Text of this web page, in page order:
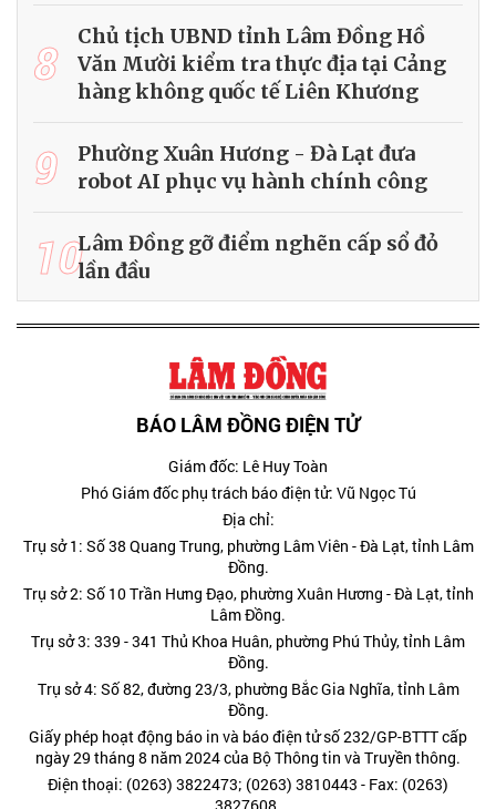
8
Chủ tịch UBND tỉnh Lâm Đồng Hồ
Văn Mười kiểm tra thực địa tại Cảng
hàng không quốc tế Liên Khương
9
Phường Xuân Hương - Đà Lạt đưa
robot AI phục vụ hành chính công
10Lâm Đồng gỡ điểm nghẽn cấp sổ đỏ
lần đầu
BÁO LÂM ĐỒNG ĐIỆN TỬ
Giám đốc: Lê Huy Toàn
Phó Giám đốc phụ trách báo điện tử: Vũ Ngọc Tú
Địa chỉ:
Trụ sở 1: Số 38 Quang Trung, phường Lâm Viên - Đà Lạt, tỉnh Lâm
Đồng.
Trụ sở 2: Số 10 Trần Hưng Đạo, phường Xuân Hương - Đà Lạt, tỉnh
Lâm Đồng.
Trụ sở 3: 339 - 341 Thủ Khoa Huân, phường Phú Thủy, tỉnh Lâm
Đồng.
Trụ sở 4: Số 82, đường 23/3, phường Bắc Gia Nghĩa, tỉnh Lâm
Đồng.
Giấy phép hoạt động báo in và báo điện tử số 232/GP-BTTT cấp
ngày 29 tháng 8 năm 2024 của Bộ Thông tin và Truyền thông.
Điện thoại: (0263) 3822473; (0263) 3810443 - Fax: (0263)